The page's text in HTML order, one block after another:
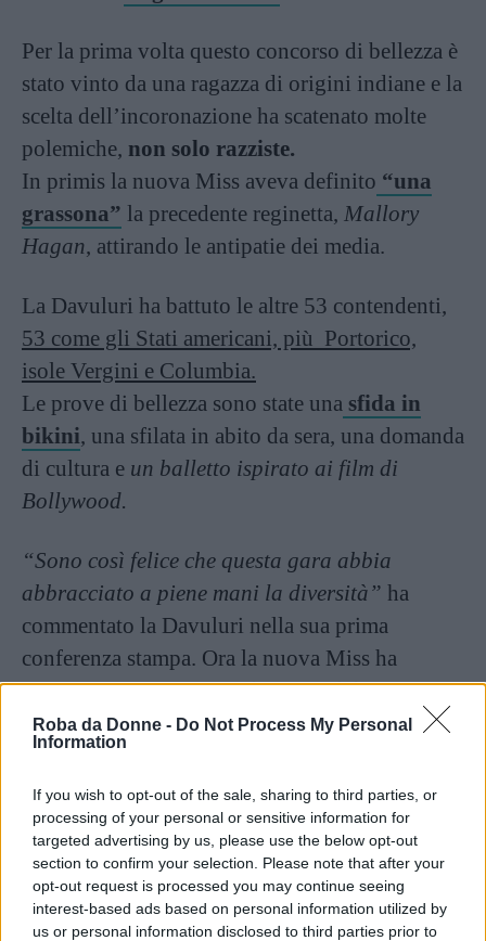
Roba da Donne - Do Not Process My Personal
Information
If you wish to opt-out of the sale, sharing to third parties, or
processing of your personal or sensitive information for
targeted advertising by us, please use the below opt-out
section to confirm your selection. Please note that after your
opt-out request is processed you may continue seeing
interest-based ads based on personal information utilized by
us or personal information disclosed to third parties prior to
Per la prima volta questo concorso di bellezza è
stato vinto da una ragazza di origini indiane e la
scelta dell’incoronazione ha scatenato molte
polemiche, non solo razziste.
In primis la nuova Miss aveva definito “una
grassona” la precedente reginetta, Mallory
Hagan, attirando le antipatie dei media.
La Davuluri ha battuto le altre 53 contendenti,
53 come gli Stati americani, più Portorico,
isole Vergini e Columbia.
Le prove di bellezza sono state una sfida in
bikini, una sfilata in abito da sera, una domanda
di cultura e un balletto ispirato ai film di
Bollywood.
“Sono così felice che questa gara abbia
abbracciato a piene mani la diversità” ha
commentato la Davuluri nella sua prima
conferenza stampa. Ora la nuova Miss ha
annunciato divoler studiare medicina e
diventare una dottoressa, anche perchè per lei
la vita dello showbusiness sembra già finita
ancora prima di essere iniziata.
Continua a leggere dopo la pubblicità
Articolo originale pubblicato il 17 settembre 2013